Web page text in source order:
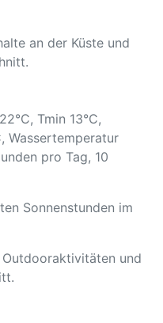
an der Küste und
Tmin 13°C,
Wassertemperatur
pro Tag, 10
Sonnenstunden im
und